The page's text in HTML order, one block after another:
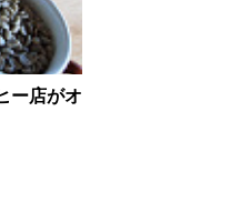
ー店がオ